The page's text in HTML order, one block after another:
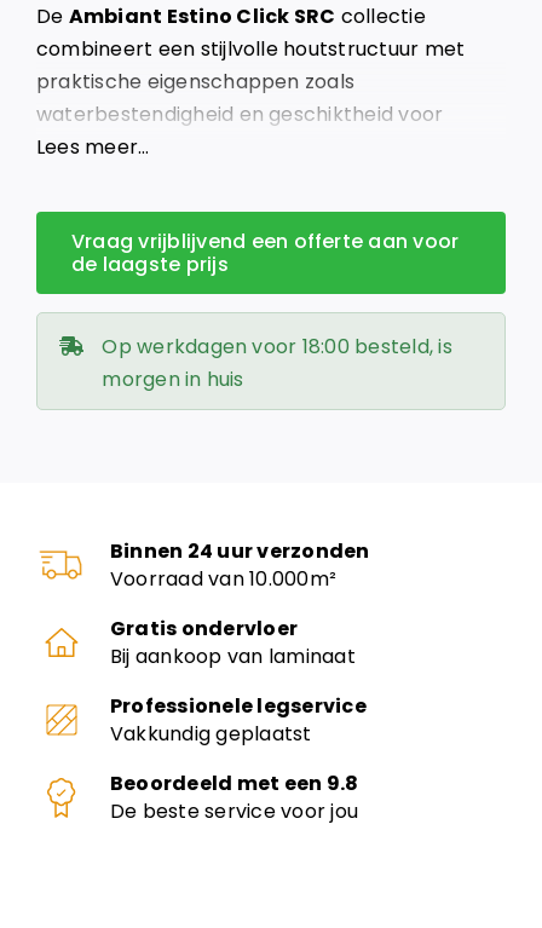
€ 49,95.
€ 42,46.
De Ambiant Estino Click SRC collectie
combineert een stijlvolle houtstructuur met
praktische eigenschappen zoals
waterbestendigheid en geschiktheid voor
vloerverwarming, ideaal voor elk interieur.
Lees meer…
Vraag vrijblijvend een offerte aan voor
de laagste prijs
Op werkdagen voor 18:00 besteld, is
morgen in huis
Binnen 24 uur verzonden
Voorraad van 10.000m²
Gratis ondervloer
Bij aankoop van laminaat
Professionele legservice
Vakkundig geplaatst
Beoordeeld met een 9.8
De beste service voor jou